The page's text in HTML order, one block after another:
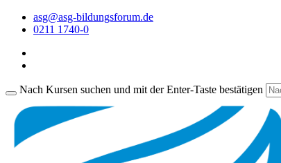
asg@asg-bildungsforum.de
0211 1740-0
Nach Kursen suchen und mit der Enter-Taste bestätigen